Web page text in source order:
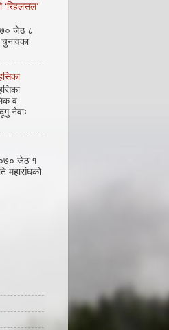
जेठ ८
व
नेवाः
जेठ १
महासंघको